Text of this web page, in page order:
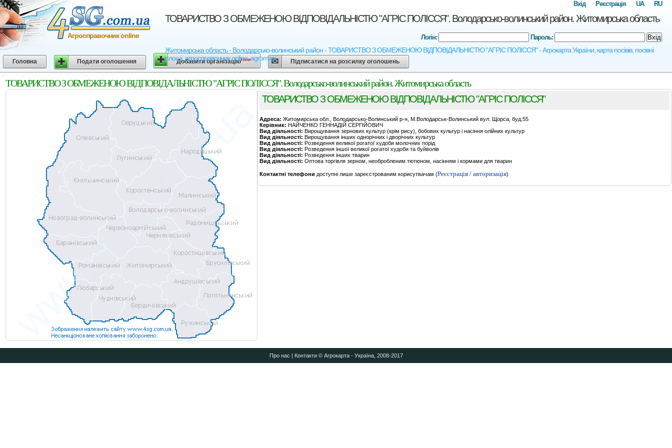
ТОВАРИСТВО З ОБМЕЖЕНОЮ ВІДПОВІДАЛЬНІСТЮ "АГРІС ПОЛІССЯ". Володарсько-волинський район. Житомирська область
Житомирська область - Володарсько-волинський район - ТОВАРИСТВО З ОБМЕЖЕНОЮ ВІДПОВІДАЛЬНІСТЮ "АГРІС ПОЛІССЯ" - Агрокарта України, карта посівів, посівні
площі, агросправочник online, agromap
Агросправочник online
RU
UA
Реєстрація
Вхід
Логін: Пароль: Вхід
Головна Подати оголошення Добавити організаціюnew Підписатися на розсилку оголошень
ТОВАРИСТВО З ОБМЕЖЕНОЮ ВІДПОВІДАЛЬНІСТЮ "АГРІС ПОЛІССЯ". Володарсько-волинський район. Житомирська область
ТОВАРИСТВО З ОБМЕЖЕНОЮ ВІДПОВІДАЛЬНІСТЮ "АГРІС ПОЛІССЯ"
Адреса: Житомирська обл., Володарсько-Волинський р-н, М.Володарськ-Волинський вул. Щорса, буд.55
Керівник: НАЙЧЕНКО ГЕННАДІЙ СЕРГІЙОВИЧ
Вид діяльності: Вирощування зернових культур (крім рису), бобових культур і насіння олійних культур
Вид діяльності: Вирощування інших однорічних і дворічних культур
Вид діяльності: Розведення великої рогатої худоби молочних порід
Вид діяльності: Розведення іншої великої рогатої худоби та буйволів
Вид діяльності: Розведення інших тварин
Вид діяльності: Оптова торгівля зерном, необробленим тютюном, насінням і кормами для тварин
Контактні телефони доступні лише зареєстрованим корисутвачам (Реєстрація / авторизація)
Про нас | Контакти© Агрокарта - Україна, 2008-2017